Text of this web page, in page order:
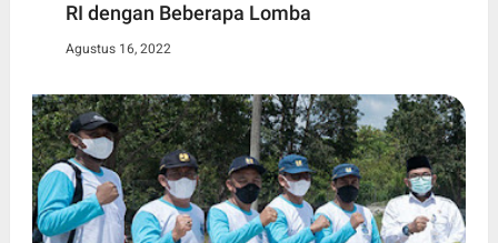
RI dengan Beberapa Lomba
Agustus 16, 2022